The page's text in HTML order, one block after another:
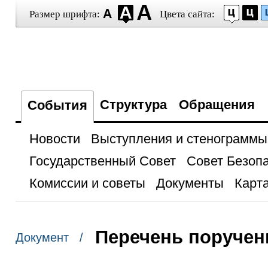
Размер шрифта: Цвета сайта:
События Структура Обращения
Новости
Выступления и стенограммы
Государственный Совет
Совет
Комиссии и советы
Документы
Документ /
Перечень